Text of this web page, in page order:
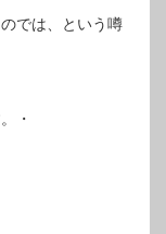
では、という噂
・